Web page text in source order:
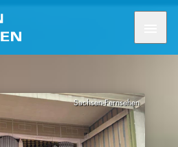
Sachsen-Fernsehen